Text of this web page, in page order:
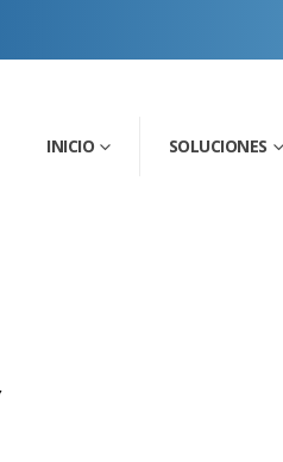
INICIO SOLUCIONES